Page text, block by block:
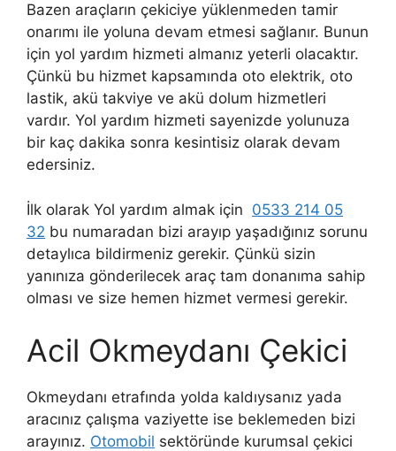
Bazen araçların çekiciye yüklenmeden tamir
onarımı ile yoluna devam etmesi sağlanır. Bunun
için yol yardım hizmeti almanız yeterli olacaktır.
Çünkü bu hizmet kapsamında oto elektrik, oto
lastik, akü takviye ve akü dolum hizmetleri
vardır. Yol yardım hizmeti sayenizde yolunuza
bir kaç dakika sonra kesintisiz olarak devam
edersiniz.
İlk olarak Yol yardım almak için 0533 214 05
32 bu numaradan bizi arayıp yaşadığınız sorunu
detaylıca bildirmeniz gerekir. Çünkü sizin
yanınıza gönderilecek araç tam donanıma sahip
olması ve size hemen hizmet vermesi gerekir.
Acil Okmeydanı Çekici
Okmeydanı etrafında yolda kaldıysanız yada
aracınız çalışma vaziyette ise beklemeden bizi
arayınız. Otomobil sektöründe kurumsal çekici